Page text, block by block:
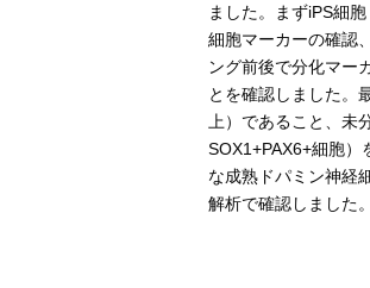
ました。まずiPS細
細胞マーカーの確認
ング前後で分化マー
とを確認しました。
上）であること、未
SOX1+PAX6+細胞
な成熟ドパミン神経
解析で確認しました。